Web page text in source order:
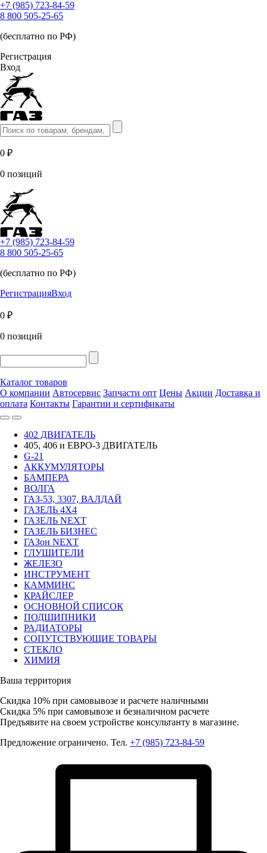
+7 (985) 723-84-59
8 800 505-25-65
(бесплатно по РФ)
Регистрация
Вход
0 ₽
0 позиций
+7 (985) 723-84-59
8 800 505-25-65
(бесплатно по РФ)
РегистрацияВход
0 ₽
0 позиций
Каталог товаров
О компании Автосервис Запчасти опт Цены Акции Доставка и
оплата Контакты Гарантии и сертификаты
402 ДВИГАТЕЛЬ
405, 406 и ЕВРО-3 ДВИГАТЕЛЬ
G-21
АККУМУЛЯТОРЫ
БАМПЕРА
ВОЛГА
ГАЗ-53, 3307, ВАЛДАЙ
ГАЗЕЛЬ 4Х4
ГАЗЕЛЬ NEXT
ГАЗЕЛЬ БИЗНЕС
ГАЗон NEXT
ГЛУШИТЕЛИ
ЖЕЛЕЗО
ИНСТРУМЕНТ
КАММИНС
КРАЙСЛЕР
ОСНОВНОЙ СПИСОК
ПОДШИПНИКИ
РАДИАТОРЫ
СОПУТСТВУЮЩИЕ ТОВАРЫ
СТЕКЛО
ХИМИЯ
Ваша территория
Скидка 10% при самовывозе и расчете наличными
Скидка 5% при самовывозе и безналичном расчете
Предъявите на своем устройстве консультанту в магазине.
Предложение ограничено. Тел. +7 (985) 723-84-59